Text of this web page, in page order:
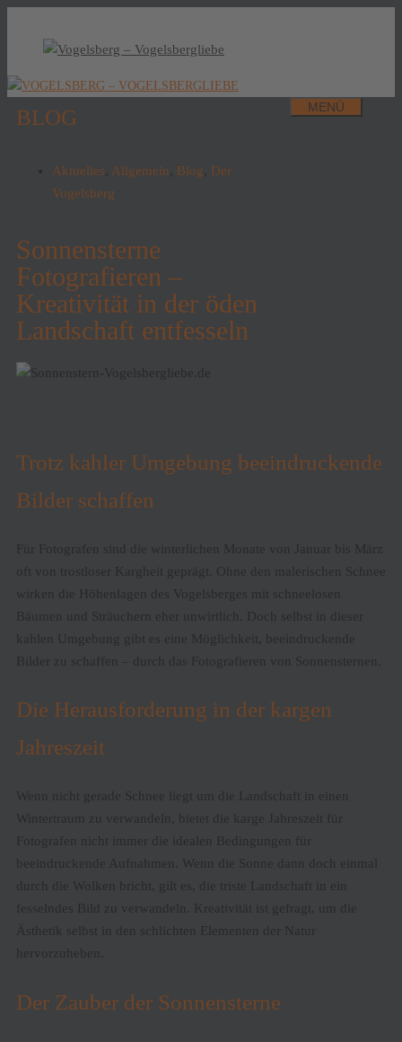
MENÜ
BLOG
Aktuelles Allgemein Blog
Der
Vogelsberg
Sonnensterne
Fotografieren –
Kreativität in der öden
Landschaft entfesseln
Trotz kahler Umgebung beeindruckende
Bilder schaffen
Für Fotografen sind die winterlichen Monate von Januar bis März
oft von trostloser Kargheit geprägt. Ohne den malerischen Schnee
wirken die Höhenlagen des Vogelsberges mit schneelosen
Bäumen und Sträuchern eher unwirtlich. Doch selbst in dieser
kahlen Umgebung gibt es eine Möglichkeit, beeindruckende
Bilder zu schaffen – durch das Fotografieren von Sonnensternen.
Die Herausforderung in der kargen
Jahreszeit
Wenn nicht gerade Schnee liegt um die Landschaft in einen
Wintertraum zu verwandeln, bietet die karge Jahreszeit für
Fotografen nicht immer die idealen Bedingungen für
beeindruckende Aufnahmen. Wenn die Sonne dann doch einmal
durch die Wolken bricht, gilt es, die triste Landschaft in ein
fesselndes Bild zu verwandeln. Kreativität ist gefragt, um die
Ästhetik selbst in den schlichten Elementen der Natur
hervorzuheben.
Der Zauber der Sonnensterne